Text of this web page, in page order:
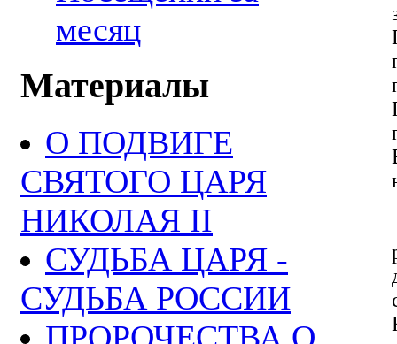
месяц
Материалы
О ПОДВИГЕ
СВЯТОГО ЦАРЯ
НИКОЛАЯ II
СУДЬБА ЦАРЯ -
СУДЬБА РОССИИ